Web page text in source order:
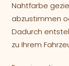
Nahtfarbe
abzustimmen
Dadurch
zu Ihrem